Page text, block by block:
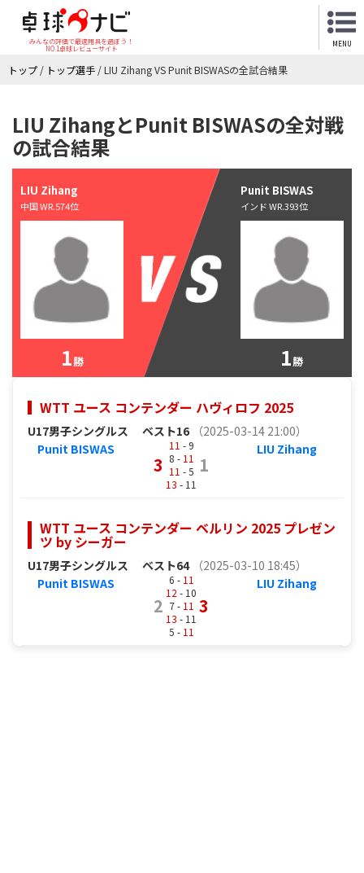
みんなの評価で最適用具を選ぼう！
NO.1卓球レビューサイト
MENU
トップ / トップ選手 /LIU Zihang VS Punit BISWASの全試合結果
LIU ZihangとPunit BISWASの全対戦
の試合結果
LIU Zihang
中国 WR.574位
1勝
Punit BISWAS
インド WR.393位
1勝
WTT ユース コンテンダー ハヴィロフ 2025
U17男子シングルス ベスト16
（2025-03-14 21:00）
Punit BISWAS
3
11 - 9
8 - 11
11 - 5
13 - 11
1
LIU Zihang
WTT ユース コンテンダー ベルリン 2025 プレゼン
ツ by シーガー
U17男子シングルス ベスト64
（2025-03-10 18:45）
Punit BISWAS
2
6 - 11
12 - 10
7 - 11
13 - 11
5 - 11
3
LIU Zihang